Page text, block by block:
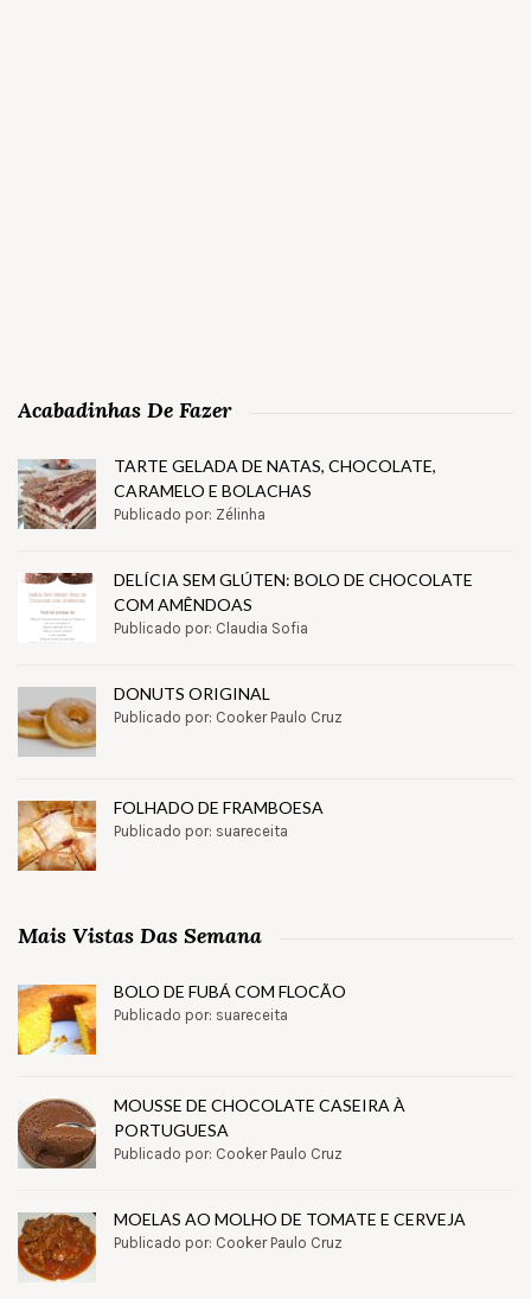
Acabadinhas De Fazer
TARTE GELADA DE NATAS, CHOCOLATE,
CARAMELO E BOLACHAS
Publicado por: Zélinha
DELÍCIA SEM GLÚTEN: BOLO DE CHOCOLATE
COM AMÊNDOAS
Publicado por: Claudia Sofia
DONUTS ORIGINAL
Publicado por: Cooker Paulo Cruz
FOLHADO DE FRAMBOESA
Publicado por: suareceita
Mais Vistas Das Semana
BOLO DE FUBÁ COM FLOCÃO
Publicado por: suareceita
MOUSSE DE CHOCOLATE CASEIRA À
PORTUGUESA
Publicado por: Cooker Paulo Cruz
MOELAS AO MOLHO DE TOMATE E CERVEJA
Publicado por: Cooker Paulo Cruz